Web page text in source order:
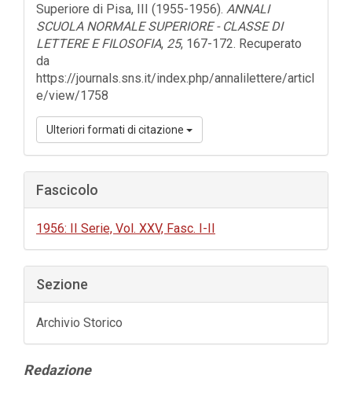
Superiore di Pisa, III (1955-1956). ANNALI
SCUOLA NORMALE SUPERIORE - CLASSE DI
LETTERE E FILOSOFIA, 25, 167-172. Recuperato
da
https://journals.sns.it/index.php/annalilettere/articl
e/view/1758
Ulteriori formati di citazione
Fascicolo
1956: II Serie, Vol. XXV, Fasc. I-II
Sezione
Archivio Storico
Contenuto
Redazione